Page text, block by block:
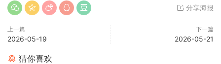
分享海报
上一篇
2026-05-19
下一篇
2026-05-21
猜你喜欢